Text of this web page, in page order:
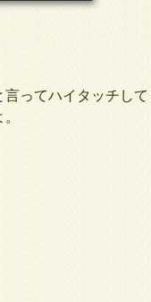
ってハイタッチして